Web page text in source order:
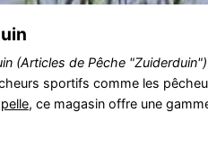
(Articles de Pêche "Zuiderduin")
sportifs comme les
, ce magasin offre une